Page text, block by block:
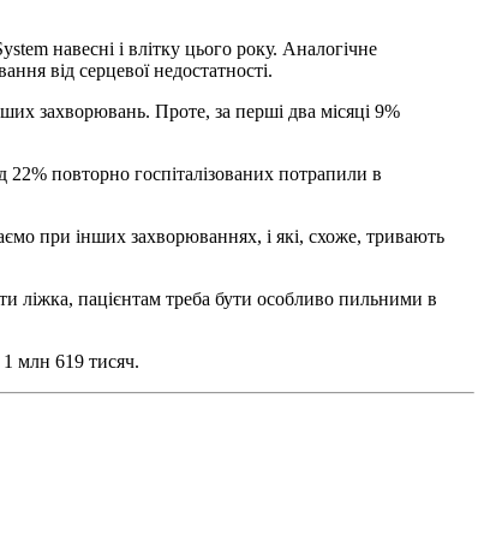
навесні і влітку цього року. Аналогічне
від серцевої недостатності.
захворювань. Проте, за перші два місяці 9%
22% повторно госпіталізованих потрапили в
при інших захворюваннях, і які, схоже, тривають
ліжка, пацієнтам треба бути особливо пильними в
1 млн 619 тисяч.